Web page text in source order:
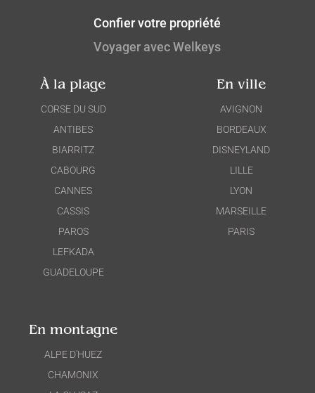
Voyager avec Welkeys
Confier votre propriété
À la plage
CORSE DU SUD
ANTIBES
BIARRITZ
CABOURG
CANNES
CASSIS
PAROS
LEFKADA
GUADELOUPE
En ville
AVIGNON
BORDEAUX
DISNEYLAND
LILLE
LYON
MARSEILLE
PARIS
En montagne
ALPE D'HUEZ
CHAMONIX